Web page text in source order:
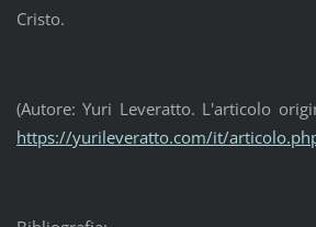
Cristo.
(Autore: Yuri Leveratto. L'articolo
https://yurileveratto.com/it/